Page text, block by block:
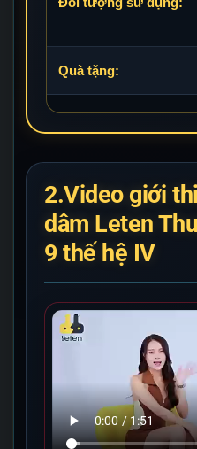
Quà tặng:
2.Video giới
dâm Leten
9 thế hệ IV